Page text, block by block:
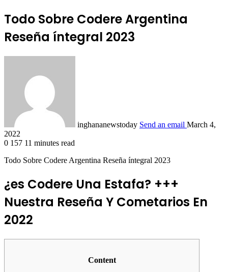
Todo Sobre Codere Argentina
Reseña íntegral 2023
inghananewstoday Send an email March 4,
2022
0 157 11 minutes read
Todo Sobre Codere Argentina Reseña íntegral 2023
¿es Codere Una Estafa? +++
Nuestra Reseña Y Cometarios En
2022
Content